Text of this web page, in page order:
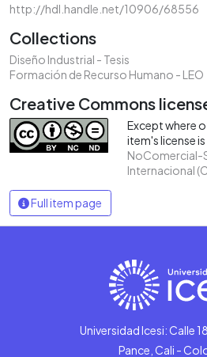
http://hdl.handle.net/10906/68556
Collections
Diseño Industrial - Tesis
Formación de Recurso Humano - LEO
Creative Commons
Except where
item's license
NoComercial-
Internacional
Full item page
Universidad Icesi: Calle
Pance, Cali -